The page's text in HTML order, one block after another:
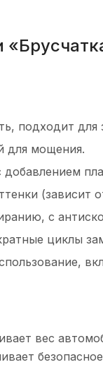
подходит для
для мощения.
(зависит
с
циклы
вес